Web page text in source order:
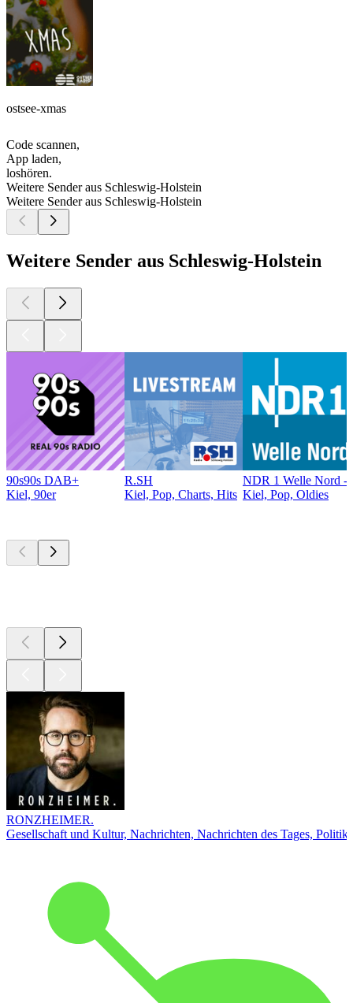
ostsee-xmas
Code scannen,
App laden,
loshören.
Weitere Sender aus Schleswig-Holstein
Weitere Sender aus Schleswig-Holstein
Weitere Sender aus Schleswig-Holstein
90s90s DAB+
Kiel, 90er
R.SH
Kiel, Pop, Charts, Hits
NDR 1 Welle Nord -
Kiel, Pop, Oldies
RONZHEIMER.
Gesellschaft und Kultur, Nachrichten, Nachrichten des Tages, Politik